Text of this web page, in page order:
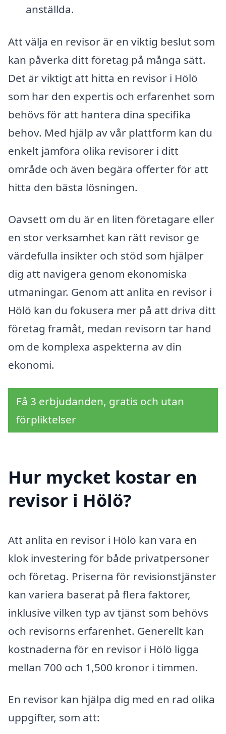
anställda.
Att välja en revisor är en viktig beslut som
kan påverka ditt företag på många sätt.
Det är viktigt att hitta en revisor i Hölö
som har den expertis och erfarenhet som
behövs för att hantera dina specifika
behov. Med hjälp av vår plattform kan du
enkelt jämföra olika revisorer i ditt
område och även begära offerter för att
hitta den bästa lösningen.
Oavsett om du är en liten företagare eller
en stor verksamhet kan rätt revisor ge
värdefulla insikter och stöd som hjälper
dig att navigera genom ekonomiska
utmaningar. Genom att anlita en revisor i
Hölö kan du fokusera mer på att driva ditt
företag framåt, medan revisorn tar hand
om de komplexa aspekterna av din
ekonomi.
Få 3 erbjudanden, gratis och utan
förpliktelser
Hur mycket kostar en
revisor i Hölö?
Att anlita en revisor i Hölö kan vara en
klok investering för både privatpersoner
och företag. Priserna för revisionstjänster
kan variera baserat på flera faktorer,
inklusive vilken typ av tjänst som behövs
och revisorns erfarenhet. Generellt kan
kostnaderna för en revisor i Hölö ligga
mellan 700 och 1,500 kronor i timmen.
En revisor kan hjälpa dig med en rad olika
uppgifter, som att: